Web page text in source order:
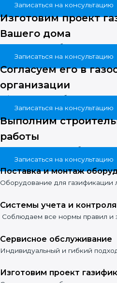
Записаться на консультацию
Изготовим проект
Вашего дома
Системы газоснабжения жилых
Записаться на консультацию
Согласуем его в
организации
Оформим все необходимые
Записаться на консультацию
Выполним
работы
Предложим газовое
Записаться на консультацию
Поставка и монтаж
Оборудование для
Системы учета и контроля
Соблюдаем все нормы правил и
Сервисное обслуживание
Индивидуальный и гибкий
Изготовим проект